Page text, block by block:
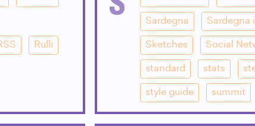
Rulli
Sardegna Sardegna
Sketches Social
standard stats
style guide summit